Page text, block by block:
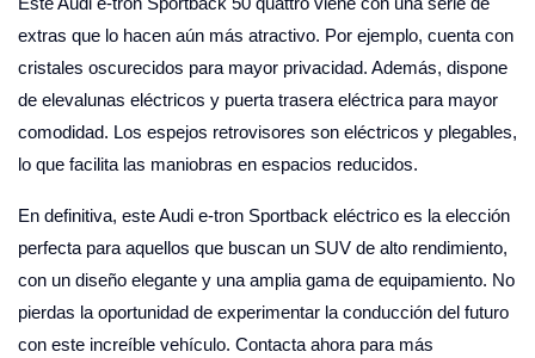
extras que lo hacen aún más atractivo. Por ejemplo, cuenta con
cristales oscurecidos para mayor privacidad. Además, dispone
de elevalunas eléctricos y puerta trasera eléctrica para mayor
comodidad. Los espejos retrovisores son eléctricos y plegables,
lo que facilita las maniobras en espacios reducidos.
En definitiva, este Audi e-tron Sportback eléctrico es la elección
perfecta para aquellos que buscan un SUV de alto rendimiento,
con un diseño elegante y una amplia gama de equipamiento. No
pierdas la oportunidad de experimentar la conducción del futuro
con este increíble vehículo. Contacta ahora para más